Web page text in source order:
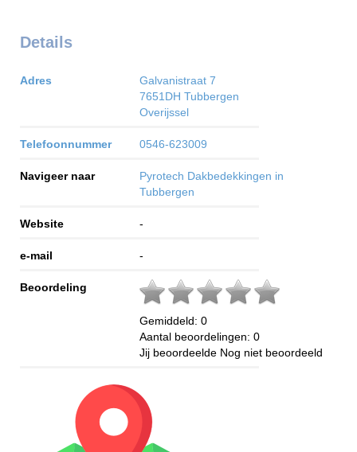
Details
Adres
Galvanistraat 7
7651DH Tubbergen
Overijssel
Telefoonnummer 0546-623009
Navigeer naar
Pyrotech Dakbedekkingen in
Tubbergen
Website -
e-mail -
Beoordeling
Gemiddeld: 0
Aantal beoordelingen: 0
Jij beoordeelde Nog niet beoordeeld